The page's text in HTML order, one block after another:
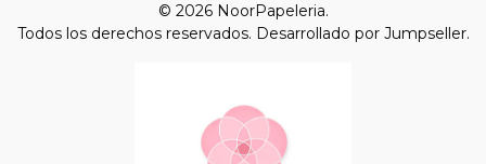
© 2026 NoorPapeleria.
Todos los derechos reservados. Desarrollado por Jumpseller.